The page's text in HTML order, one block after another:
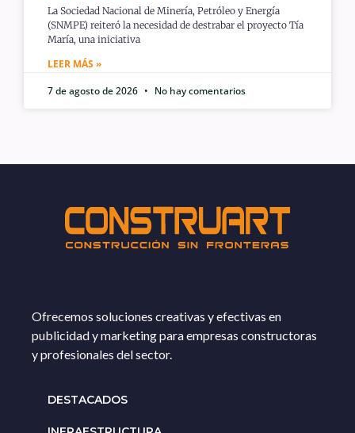
La Sociedad Nacional de Minería, Petróleo y Energía
(SNMPE) reiteró la necesidad de destrabar el proyecto Tía
María, una iniciativa
LEER MÁS »
7 de agosto de 2026
No hay comentarios
Ofrecemos soluciones creativas y efectivas en
publicidad y marketing para empresas constructoras
y profesionales del sector.
DESTACADOS